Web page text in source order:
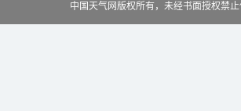
中国天气网版权所有，未经书面授权